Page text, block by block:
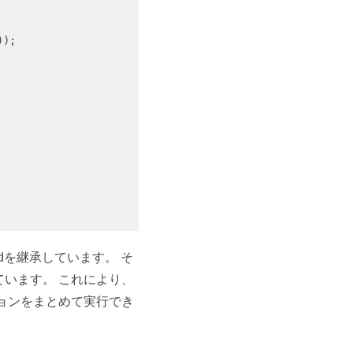
継承しています。 そ
ます。 これにより、
ンをまとめて実行でき